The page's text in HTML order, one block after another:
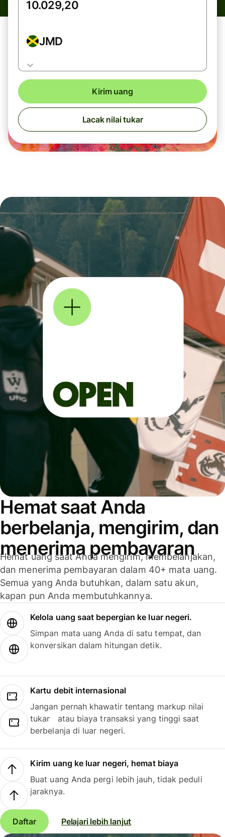
JMD
Kirim uang
Lacak nilai tukar
Hemat saat Anda
berbelanja, mengirim, dan
menerima pembayaran
Hemat uang saat Anda mengirim, membelanjakan,
dan menerima pembayaran dalam 40+ mata uang.
Semua yang Anda butuhkan, dalam satu akun,
kapan pun Anda membutuhkannya.
Kelola uang saat bepergian ke luar negeri.
Simpan mata uang Anda di satu tempat, dan
konversikan dalam hitungan detik.
Kartu debit internasional
Jangan pernah khawatir tentang markup nilai
tukar atau biaya transaksi yang tinggi saat
berbelanja di luar negeri.
Kirim uang ke luar negeri, hemat biaya
Buat uang Anda pergi lebih jauh, tidak peduli
jaraknya.
Daftar Pelajari lebih lanjut